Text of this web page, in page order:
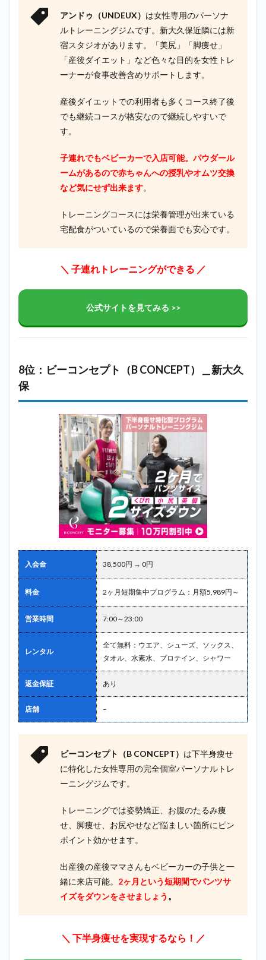
アンドゥ（UNDEUX） は女性専用のパーソナ
ルトレーニングジムです。新大久保近隣には新
宿スタジオがあります。「美尻」「脚痩せ」
「産後ダイエット」など色々な目的を女性トレ
ーナーが食事改善含めサポートします。
産後ダイエットでの利用者も多くコース終了後
でも継続コースが格安なので継続しやすいで
す。
子連れでもベビーカーで入店可能。パウダール
ームがあるので赤ちゃんへの授乳やオムツ交換
など気にせず出来ます。
トレーニングコースには栄養管理が出来ている
宅配食がついているので栄養面でも安心です。
＼ 子連れトレーニングができる ／
公式サイトを見てみる >>
8位：ビーコンセプト（B CONCEPT）＿新大久
保
入会金 38,500円 → 0円
料金 2ヶ月短期集中プログラム：月額5,989円～
営業時間 7:00～23:00
レンタル
全て無料：ウエア、シューズ、ソックス、
タオル、水素水、プロテイン、シャワー
返金保証 あり
店舗 –
ビーコンセプト（B CONCEPT） は下半身痩せ
に特化した女性専用の完全個室パーソナルトレ
ーニングジムです。
トレーニングでは姿勢矯正、お腹のたるみ痩
せ、脚痩せ、お尻やせなど悩ましい箇所にピン
ポイント効かせます。
出産後の産後ママさんもベビーカーの子供と一
緒に来店可能。 2ヶ月という短期間でパンツサ
イズをダウンをさせましょう 。
＼ 下半身痩せを実現するなら！／